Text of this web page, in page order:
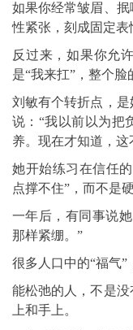
如果你经常皱眉、
性紧张，刻成固定表
反过来，如果你允
是“我来扛”，整个脸
刘敏有个转折点，
说：“我以前以为把
养。现在才知道，
她开始练习在信任
点撑不住”，而不是硬
一年后，有同事说
那样紧绷。”
很多人口中的“福气
能松弛的人，不是
上和手上。